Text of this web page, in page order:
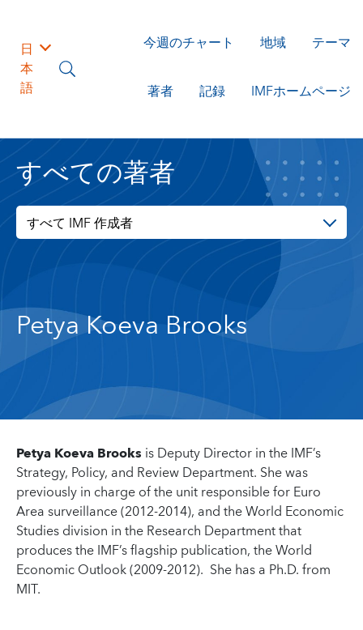
日
本
語
今週のチャート 地域 テーマ
著者 記録 IMFホームページ
すべての著者
すべて IMF 作成者
Petya Koeva Brooks
Petya Koeva Brooks is Deputy Director in the IMF’s
Strategy, Policy, and Review Department. She was
previously in charge of the unit responsible for Euro
Area surveillance (2012-2014), and the World Economic
Studies division in the Research Department that
produces the IMF’s flagship publication, the World
Economic Outlook (2009-2012). She has a Ph.D. from
MIT.